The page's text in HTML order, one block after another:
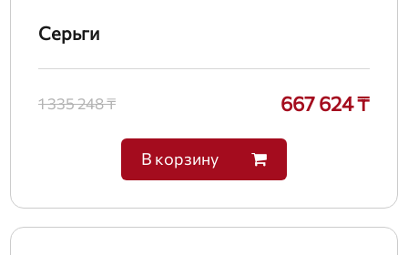
Серьги
1 335 248 ₸ 667 624 ₸
В корзину